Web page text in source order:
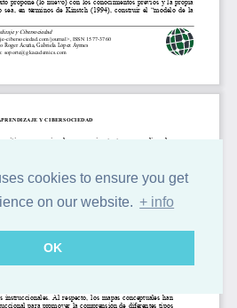
cookies to ensure you get
on our website. + info
OK